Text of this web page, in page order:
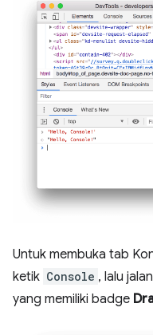
Untuk membuka tab
ketik Console , lalu
yang memiliki badge